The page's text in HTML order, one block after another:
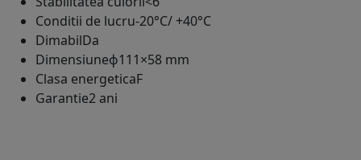
Conditii de lucru-20°C/ +40°C
DimabilDa
Dimensiuneф111×58 mm
Clasa energeticaF
Garantie2 ani